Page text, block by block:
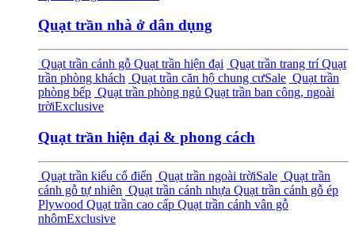
Quạt trần nhà ở dân dụng
Quạt trần cánh gỗ Quạt trần hiện đại Quạt trần trang tríQuạt
trần phòng khách Quạt trần căn hộ chung cưSale Quạt trần
phòng bếp Quạt trần phòng ngủ Quạt trần ban công, ngoài
trờiExclusive
Quạt trần hiện đại & phong cách
Quạt trần kiểu cổ điển Quạt trần ngoài trờiSale Quạt trần
cánh gỗ tự nhiên Quạt trần cánh nhựa Quạt trần cánh gỗ ép
Plywood Quạt trần cao cấp Quạt trần cánh vân gỗ
nhômExclusive